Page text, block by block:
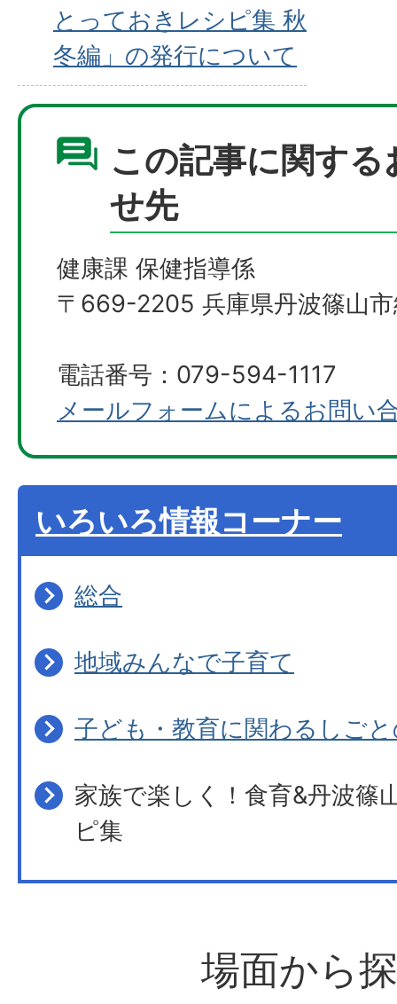
とっておきレシピ集 秋
冬編」の発行について
この記事に関する
せ先
健康課 保健指導係
〒669-2205 兵庫県丹波篠山
電話番号：079-594-1117
メールフォームによるお問い
いろいろ情報コーナー
総合
地域みんなで子育て
子ども・教育に関わるしご
家族で楽しく！食育&丹波篠
ピ集
場面から